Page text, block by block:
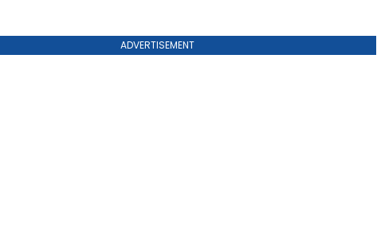
ADVERTISEMENT